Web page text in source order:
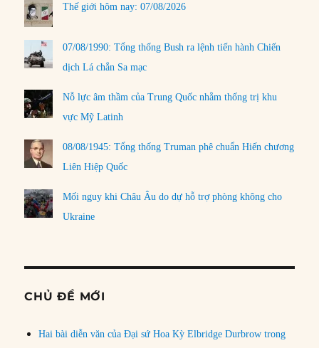
Thế giới hôm nay: 07/08/2026
07/08/1990: Tổng thống Bush ra lệnh tiến hành Chiến
dịch Lá chắn Sa mạc
Nỗ lực âm thầm của Trung Quốc nhằm thống trị khu
vực Mỹ Latinh
08/08/1945: Tổng thống Truman phê chuẩn Hiến chương
Liên Hiệp Quốc
Mối nguy khi Châu Âu do dự hỗ trợ phòng không cho
Ukraine
CHỦ ĐỀ MỚI
Hai bài diễn văn của Đại sứ Hoa Kỳ Elbridge Durbrow trong